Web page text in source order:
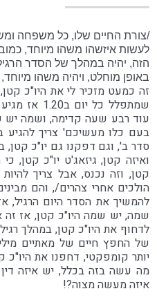
/צורת החיים שלו, כל משפחה
לעשות איזשהו משהו מיוחד,
הזה, יהיה במהלך של הסדר
באופן מוחלט, ויהיה משהו מיוחד,
זה כמעט מזכיר לי את היו"כ
שמתפלל כל
עוד רבע שעה קדימה, ושמה
בעם כלו מעשיכם' צריך להגיע
סדר ב', וגם דפקנו גם יו"כ קטן,
ואיזה קטן, גיזאג'ט יו"כ קטן,
קטן, וזה נכנס, אבל צריך
הולכים אחרי צהרים/, והם
להמשיך את הסדר היום הרגיל,
שמה, יש שמה היו"כ קטן, אז
לדחוף את היו"כ קטן, במהלך
של החפץ חיים של מאתיים
יותר קומפקטי, דחפנו את היו"כ
מה עשה בזה בכלל, יש איזה דין
איזה מעשה מצוה?!